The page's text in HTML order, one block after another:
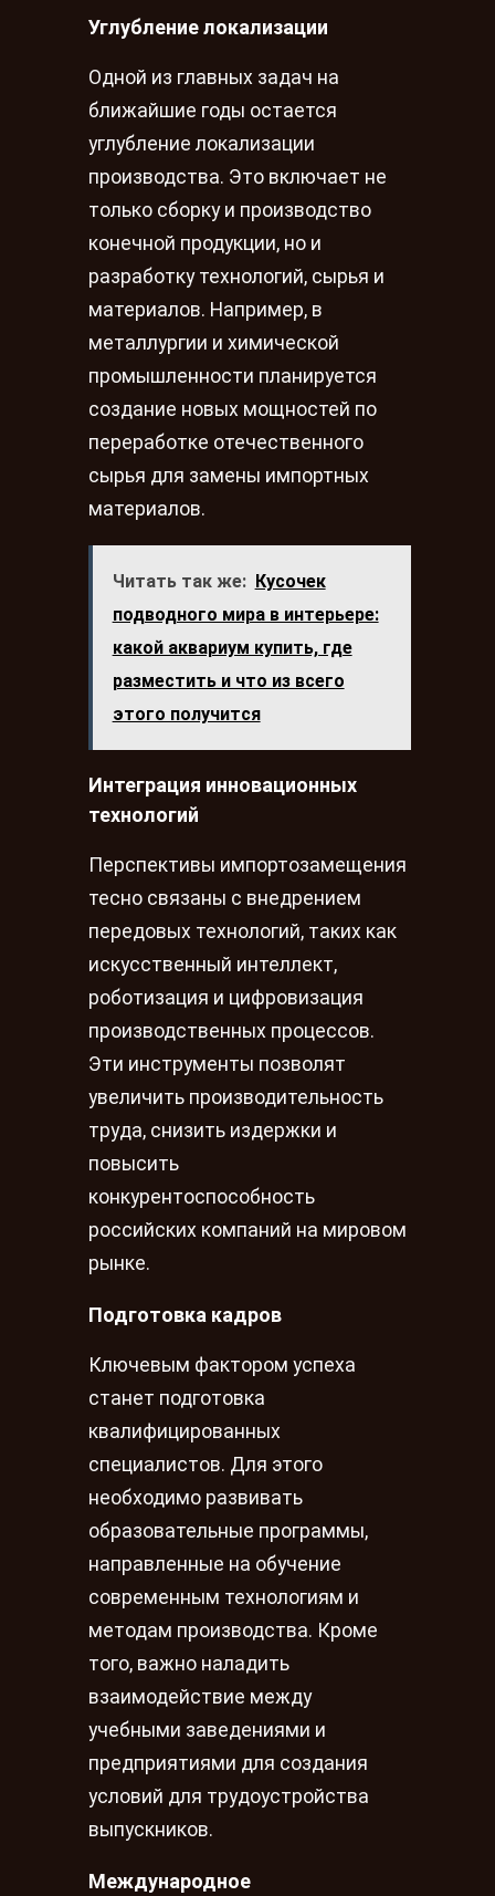
Углубление локализации
Одной из главных задач на
ближайшие годы остается
углубление локализации
производства. Это включает не
только сборку и производство
конечной продукции, но и
разработку технологий, сырья и
материалов. Например, в
металлургии и химической
промышленности планируется
создание новых мощностей по
переработке отечественного
сырья для замены импортных
материалов.
Читать так же:
Кусочек
подводного мира в интерьере:
какой аквариум купить, где
разместить и что из всего
этого получится
Интеграция инновационных
технологий
Перспективы импортозамещения
тесно связаны с внедрением
передовых технологий, таких как
искусственный интеллект,
роботизация и цифровизация
производственных процессов.
Эти инструменты позволят
увеличить производительность
труда, снизить издержки и
повысить
конкурентоспособность
российских компаний на мировом
рынке.
Подготовка кадров
Ключевым фактором успеха
станет подготовка
квалифицированных
специалистов. Для этого
необходимо развивать
образовательные программы,
направленные на обучение
современным технологиям и
методам производства. Кроме
того, важно наладить
взаимодействие между
учебными заведениями и
предприятиями для создания
условий для трудоустройства
выпускников.
Международное